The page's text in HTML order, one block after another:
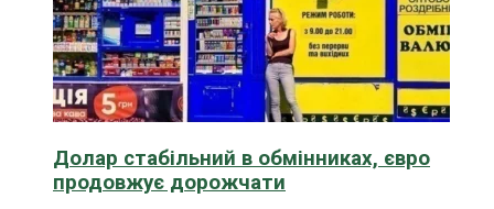
Долар стабільний в обмінниках, євро
продовжує дорожчати